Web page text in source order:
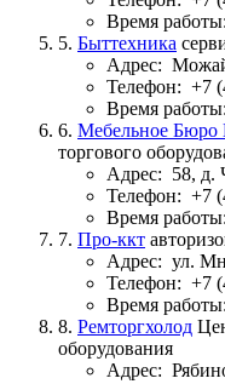
Время работы:
5. Быттехника
Адрес:
Телефон: +7
Время работы:
6. Мебельное Бюро
торгового
Адрес: 58, д.
Телефон: +7
Время работы:
7. Про-ккт
Адрес: ул.
Телефон: +7
Время работы:
8. Ремторгхолод
оборудования
Адрес: